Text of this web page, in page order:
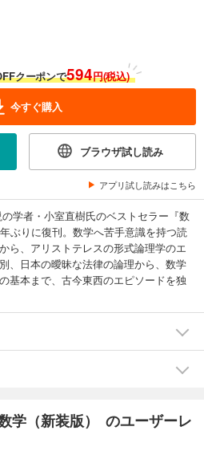
クーポンで594円(税込)
今すぐ購入
ブラウザ試し読み
アプリ試し読みはこちら
学者・小室直樹氏のベストセラー『数
ぶりに復刊。数学へ苦手意識を持つ読
ら、アリストテレスの形式論理学のエ
、日本の曖昧な法律の論理から、数学
基本まで、古今東西のエピソードを独
学（新装版） のユーザーレ